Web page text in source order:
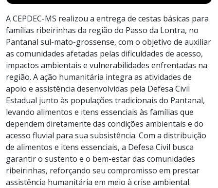
A CEPDEC-MS realizou a entrega de cestas básicas para
famílias ribeirinhas da região do Passo da Lontra, no
Pantanal sul-mato-grossense, com o objetivo de auxiliar
as comunidades afetadas pelas dificuldades de acesso,
impactos ambientais e vulnerabilidades enfrentadas na
região. A ação humanitária integra as atividades de
apoio e assistência desenvolvidas pela Defesa Civil
Estadual junto às populações tradicionais do Pantanal,
levando alimentos e itens essenciais às famílias que
dependem diretamente das condições ambientais e do
acesso fluvial para sua subsistência. Com a distribuição
de alimentos e itens essenciais, a Defesa Civil busca
garantir o sustento e o bem-estar das comunidades
ribeirinhas, reforçando seu compromisso em prestar
assistência humanitária em meio à crise ambiental.